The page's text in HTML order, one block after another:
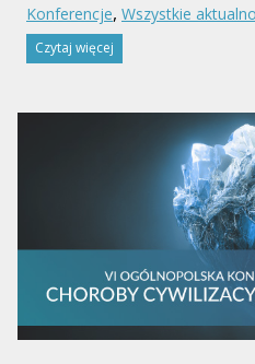
Konferencje, Wszystkie
Czytaj więcej